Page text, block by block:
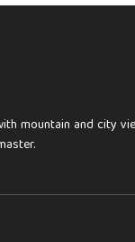
mountain and city